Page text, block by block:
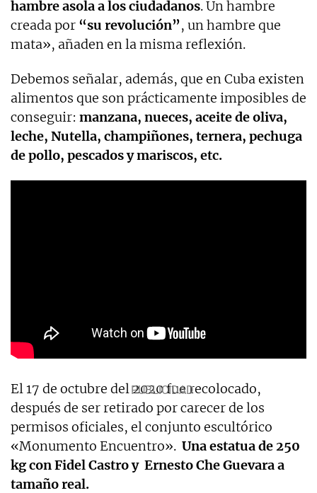
hambre asola a los ciudadanos. Un hambre
creada por “su revolución”, un hambre que
mata», añaden en la misma reflexión.
Debemos señalar, además, que en Cuba existen
alimentos que son prácticamente imposibles de
conseguir: manzana, nueces, aceite de oliva,
leche, Nutella, champiñones, ternera, pechuga
de pollo, pescados y mariscos, etc.
El 17 de octubre del 2020 fue recolocado,
después de ser retirado por carecer de los
permisos oficiales, el conjunto escultórico
«Monumento Encuentro». Una estatua de 250
kg con Fidel Castro y Ernesto Che Guevara a
tamaño real.